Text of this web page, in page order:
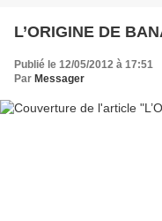
L’ORIGINE DE
Publié le 12/05/2012 à 17:51
Par Messager